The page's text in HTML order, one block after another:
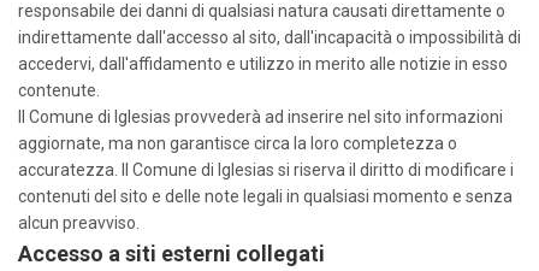
responsabile dei danni di qualsiasi natura causati direttamente o
indirettamente dall'accesso al sito, dall'incapacità o impossibilità di
accedervi, dall'affidamento e utilizzo in merito alle notizie in esso
contenute.
Il Comune di Iglesias provvederà ad inserire nel sito informazioni
aggiornate, ma non garantisce circa la loro completezza o
accuratezza. Il Comune di Iglesias si riserva il diritto di modificare i
contenuti del sito e delle note legali in qualsiasi momento e senza
alcun preavviso.
Accesso a siti esterni collegati